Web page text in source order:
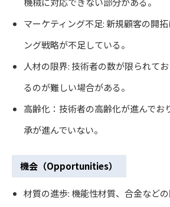
マーケティング不足: 新規顧客の開
ング戦略が不足している。
人材の限界: 技術者の数が限られて
るのが難しい場合がある。
高齢化：技術者の高齢化が進んでお
承が進んでいない。
機会（Opportunities）
材質の進歩: 機能性材質、合金など